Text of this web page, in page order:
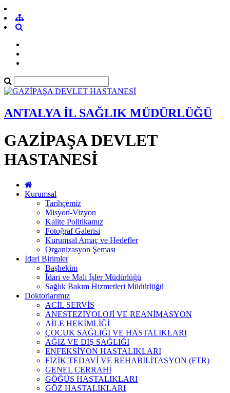
ANTALYA İL SAĞLIK MÜDÜRLÜĞÜ
GAZİPAŞA DEVLET
HASTANESİ
Kurumsal
Tarihçemiz
Misyon-Vizyon
Kalite Politikamız
Fotoğraf Galerisi
Kurumsal Amaç ve Hedefler
Organizasyon Şeması
İdari Birimler
Başhekim
İdari ve Mali İşler Müdürlüğü
Sağlık Bakım Hizmetleri Müdürlüğü
Doktorlarımız
ACİL SERVİS
ANESTEZİYOLOJİ VE REANİMASYON
AİLE HEKİMLİĞİ
ÇOCUK SAĞLIĞI VE HASTALIKLARI
AĞIZ VE DİŞ SAĞLIĞI
ENFEKSİYON HASTALIKLARI
FİZİK TEDAVİ VE REHABİLİTASYON (FTR)
GENEL CERRAHİ
GÖĞÜS HASTALIKLARI
GÖZ HASTALIKLARI